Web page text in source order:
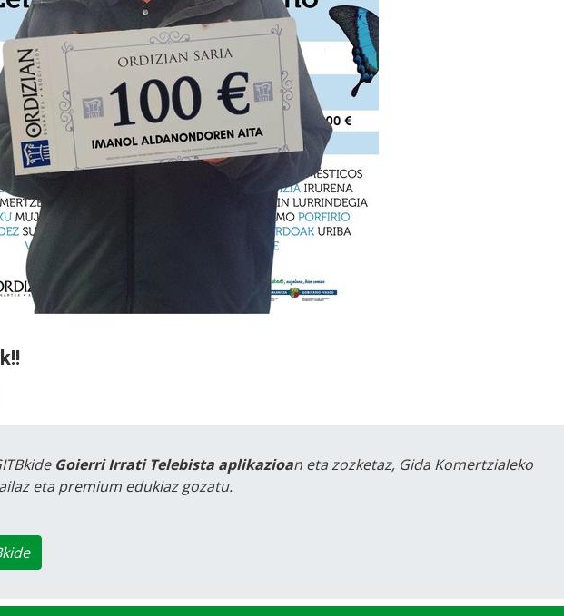
Goierri Irrati Telebista aplikazioan eta zozketaz, Gida Komertzialeko
eta premium edukiaz gozatu.